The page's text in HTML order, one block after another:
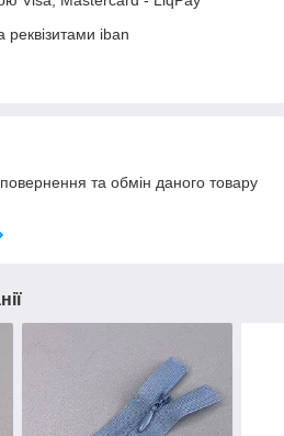
реквізитами iban
та обмін даного товару